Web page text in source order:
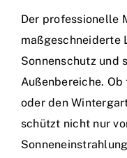
Der professionelle
maßgeschneiderte
Sonnenschutz und
Außenbereiche.
oder den
schützt nicht nur